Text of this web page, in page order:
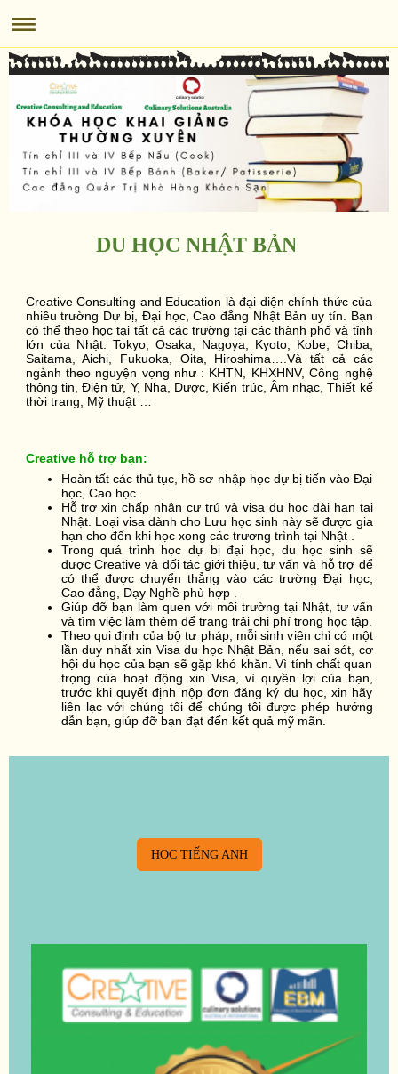
DU HỌC NHẬT BẢN
Creative Consulting and Education là đại diện chính thức của
nhiều trường Dự bị, Đại học, Cao đẳng Nhật Bản uy tín. Bạn
có thể theo học tại tất cả các trường tại các thành phố và tỉnh
lớn của Nhật: Tokyo, Osaka, Nagoya, Kyoto, Kobe, Chiba,
Saitama, Aichi, Fukuoka, Oita, Hiroshima….Và tất cả các
ngành theo nguyện vọng như : KHTN, KHXHNV, Công nghệ
thông tin, Điện tử, Y, Nha, Dược, Kiến trúc, Âm nhạc, Thiết kế
thời trang, Mỹ thuật …
Creative hỗ trợ bạn:
Hoàn tất các thủ tục, hồ sơ nhập học dự bị tiến vào Đại
học, Cao học .
Hỗ trợ xin chấp nhận cư trú và visa du học dài hạn tại
Nhật. Loại visa dành cho Lưu học sinh này sẽ được gia
hạn cho đến khi học xong các trương trình tại Nhật .
Trong quá trình học dự bị đại học, du học sinh sẽ
được Creative và đối tác giới thiệu, tư vấn và hỗ trợ để
có thể được chuyển thẳng vào các trường Đại học,
Cao đẳng, Dạy Nghề phù hợp .
Giúp đỡ bạn làm quen với môi trường tại Nhật, tư vấn
và tìm việc làm thêm để trang trải chi phí trong học tập.
Theo qui định của bộ tư pháp, mỗi sinh viên chỉ có một
lần duy nhất xin Visa du học Nhật Bản, nếu sai sót, cơ
hội du học của bạn sẽ gặp khó khăn. Vì tính chất quan
trọng của hoạt động xin Visa, vì quyền lợi của bạn,
trước khi quyết định nộp đơn đăng ký du học, xin hãy
liên lạc với chúng tôi để chúng tôi được phép hướng
dẫn bạn, giúp đỡ bạn đạt đến kết quả mỹ mãn.
HỌC TIẾNG ANH